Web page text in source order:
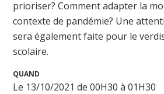
prioriser? Comment adapter la
contexte de pandémie? Une
sera également faite pour le
scolaire.
QUAND
Le 13/10/2021 de 00H30 à 01H30